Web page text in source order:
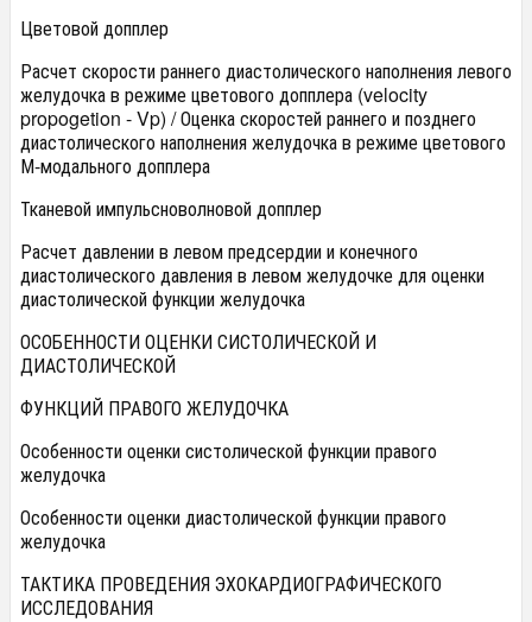
Цветовой допплер
Расчет скорости раннего диастолического наполнения левого
желудочка в режиме цветового допплера (velocity
propogetion - Vp) / Оценка скоростей раннего и позднего
диастолического наполнения желудочка в режиме цветового
М-модального допплера
Тканевой импульсноволновой допплер
Расчет давлении в левом предсердии и конечного
диастолического давления в левом желудочке для оценки
диастолической функции желудочка
ОСОБЕННОСТИ ОЦЕНКИ СИСТОЛИЧЕСКОЙ И
ДИАСТОЛИЧЕСКОЙ
ФУНКЦИЙ ПРАВОГО ЖЕЛУДОЧКА
Особенности оценки систолической функции правого
желудочка
Особенности оценки диастолической функции правого
желудочка
ТАКТИКА ПРОВЕДЕНИЯ ЭХОКАРДИОГРАФИЧЕСКОГО
ИССЛЕДОВАНИЯ